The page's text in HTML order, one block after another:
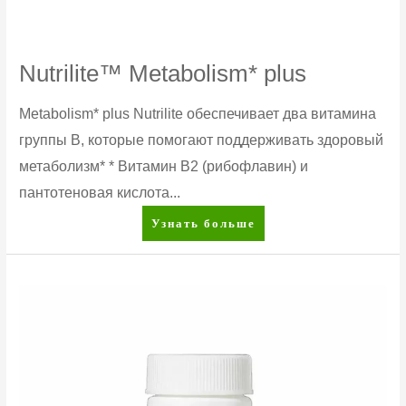
Nutrilite™ Metabolism* plus
Metabolism* plus Nutrilite обеспечивает два витамина
группы В, которые помогают поддерживать здоровый
метаболизм* * Витамин B2 (рибофлавин) и
пантотеновая кислота...
Nutrilite™
Metabolism*
Узнать больше